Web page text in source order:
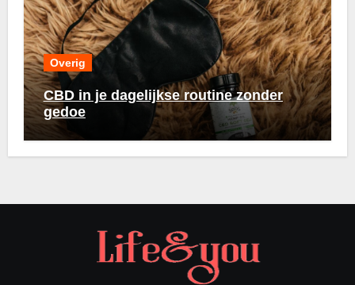
Overig
CBD in je dagelijkse routine zonder
gedoe